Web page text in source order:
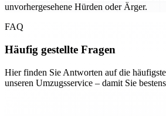
unvorhergesehene Hürden oder Ärger.
FAQ
Häufig gestellte Fragen
Hier finden Sie Antworten auf die
unseren Umzugsservice – damit Sie